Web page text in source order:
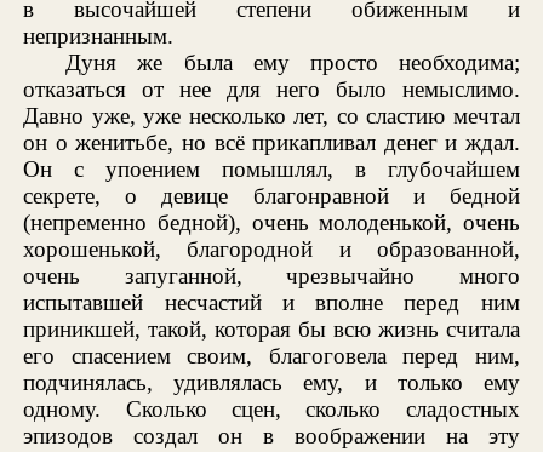
в высочайшей степени обиженным и
непризнанным.
Дуня же была ему просто необходима;
отказаться от нее для него было немыслимо.
Давно уже, уже несколько лет, со сластию мечтал
он о женитьбе, но всё прикапливал денег и ждал.
Он с упоением помышлял, в глубочайшем
секрете, о девице благонравной и бедной
(непременно бедной), очень молоденькой, очень
хорошенькой, благородной и образованной,
очень запуганной, чрезвычайно много
испытавшей несчастий и вполне перед ним
приникшей, такой, которая бы всю жизнь считала
его спасением своим, благоговела перед ним,
подчинялась, удивлялась ему, и только ему
одному. Сколько сцен, сколько сладостных
эпизодов создал он в воображении на эту